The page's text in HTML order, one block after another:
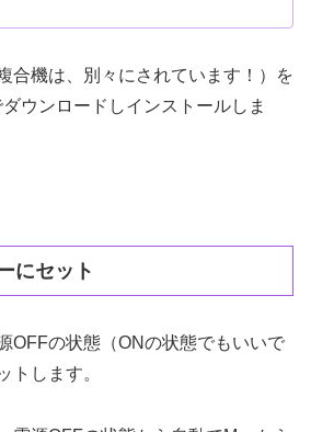
合機は、別々にされています！）を
ウンロードしインストールしま
にセット
OFFの状態（ONの状態でもいいで
トします。